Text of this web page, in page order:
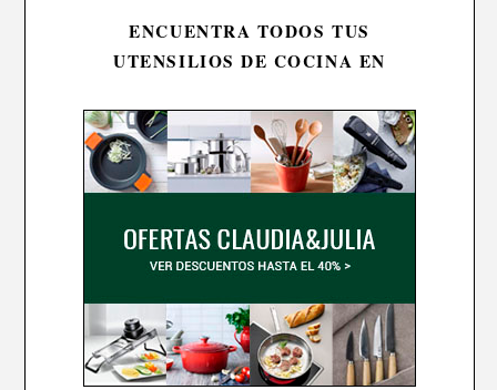
ENCUENTRA TODOS TUS
UTENSILIOS DE COCINA EN